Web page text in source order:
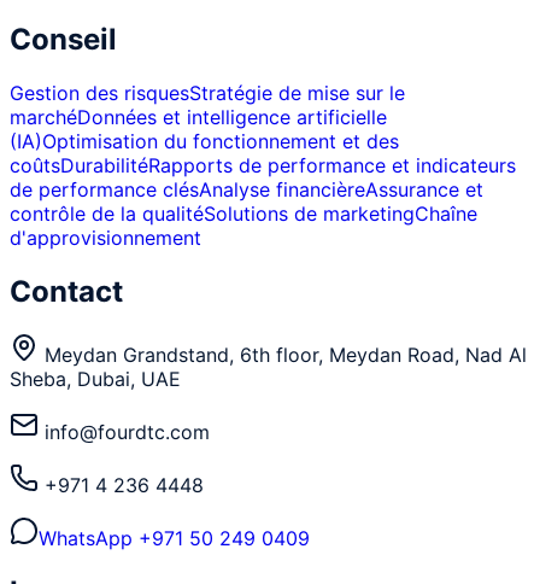
Conseil
Gestion des risquesStratégie de mise sur le
marchéDonnées et intelligence artificielle
(IA)Optimisation du fonctionnement et des
coûtsDurabilitéRapports de performance et indicateurs
de performance clésAnalyse financièreAssurance et
contrôle de la qualitéSolutions de marketingChaîne
d'approvisionnement
Contact
Meydan Grandstand, 6th floor, Meydan Road, Nad Al
Sheba, Dubai, UAE
info@fourdtc.com
+971 4 236 4448
WhatsApp +971 50 249 0409